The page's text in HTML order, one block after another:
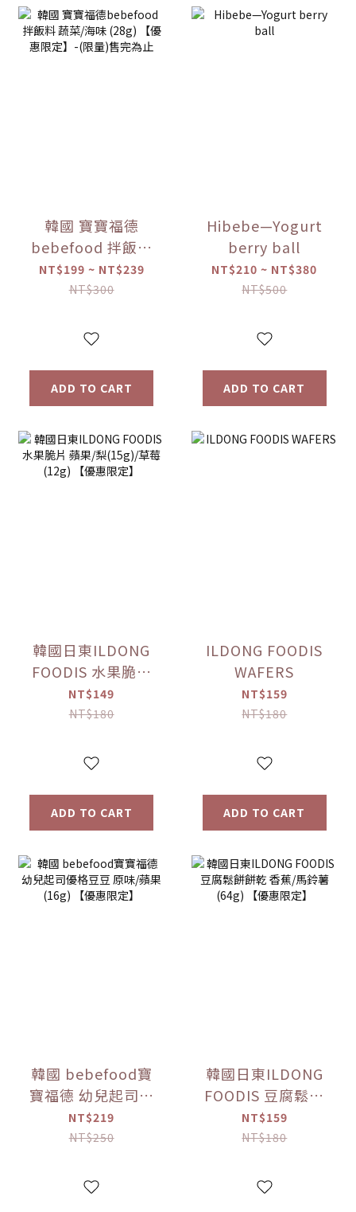
韓國 寶寶福德
bebefood 拌飯料
蔬菜/海味 (28g)
【優惠限定】-(限
NT$199 ~ NT$239
NT$300
ADD TO CART
Hibebe—Yogurt
berry ball
NT$210 ~ NT$380
NT$500
ADD TO CART
韓國日東ILDONG
FOODIS 水果脆片
蘋果/梨(15g)/草莓
(12g) 【優惠限定】
NT$149
NT$180
ADD TO CART
ILDONG FOODIS
WAFERS
NT$159
NT$180
ADD TO CART
韓國 bebefood寶
寶福德 幼兒起司優
格豆豆 原味/蘋果
(16g) 【優惠限定】
NT$219
NT$250
韓國日東ILDONG
FOODIS 豆腐鬆餅
餅乾 香蕉/馬鈴薯
(64g) 【優惠限定】
NT$159
NT$180